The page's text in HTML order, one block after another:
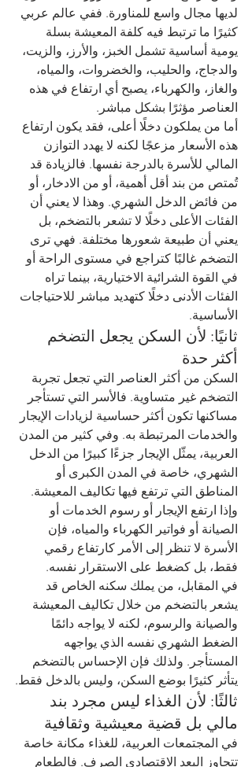
لديها مجال واسع للمناورة. ففي عالم عربي
كثيرًا ما ترتبط فيه كلفة المعيشة بسلة
يومية أساسية تشمل الخبز، والأرز، والزيت،
والدجاج، والحليب، والخضروات، والمياه،
والغاز، والكهرباء، يصبح أي ارتفاع في هذه
العناصر مؤثرًا بشكل مباشر.
أما من يملكون دخلًا أعلى، فقد يكون ارتفاع
هذه الأسعار مزعجًا لكنه لا يهدد التوازن
المالي للأسرة بالدرجة نفسها. فالزيادة قد
تُمتص من بند أقل أهمية، أو من الادخار، أو
من فائض الدخل الشهري. وهذا لا يعني أن
الفئات الأعلى دخلًا لا تشعر بالتضخم، بل
يعني أن طبيعة شعورها مختلفة. فهي ترى
التضخم غالبًا كتراجع في مستوى الراحة أو
في القوة الشرائية الاختيارية، بينما تراه
الفئات الأدنى دخلًا كتهديد مباشر للاحتياجات
الأساسية.
ثانيًا: لأن السكن يجعل التضخم
أكثر حدة
السكن من أكثر العناصر التي تجعل تجربة
التضخم غير متساوية. فالأسر التي تستأجر
مساكنها تكون أكثر حساسية لزيادات الإيجار
والخدمات المرتبطة به. وفي كثير من المدن
العربية، يمثّل الإيجار جزءًا كبيرًا من الدخل
الشهري، خاصة في المدن الكبرى أو
المناطق التي ترتفع فيها تكاليف المعيشة.
وإذا ارتفع الإيجار أو رسوم الخدمات أو
الصيانة أو فواتير الكهرباء والمياه، فإن
الأسرة لا تنظر إلى الأمر كارتفاع رقمي
فقط، بل كضغط على الاستقرار نفسه.
في المقابل، من يملك سكنه الخاص قد
يشعر بالتضخم من خلال تكاليف المعيشة
والصيانة والرسوم، لكنه لا يواجه دائمًا
الضغط الشهري نفسه الذي يواجهه
المستأجر. ولذلك فإن الإحساس بالتضخم
يتأثر كثيرًا بوضع السكن، وليس بالدخل فقط.
ثالثًا: لأن الغذاء ليس مجرد بند
مالي بل قضية معيشية وثقافية
في المجتمعات العربية، للغذاء مكانة خاصة
تتجاوز البعد الاقتصادي الصرف. فالطعام